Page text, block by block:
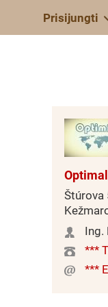
Prisijungti
Optimall
Štúrova
Ing.
***
***